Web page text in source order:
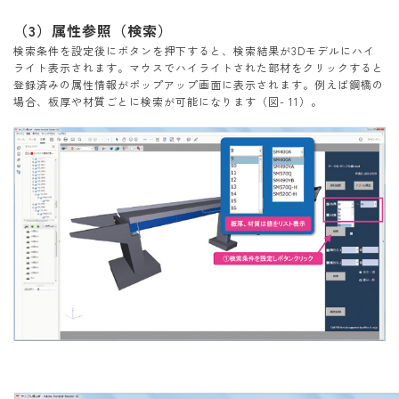
（3）属性参照（検索）
検索条件を設定後にボタンを押下すると、検索結果が3Dモデルにハイ
ライト表示されます。マウスでハイライトされた部材をクリックすると
登録済みの属性情報がポップアップ画面に表示されます。例えば鋼橋の
場合、板厚や材質ごとに検索が可能になります（図- 11）。